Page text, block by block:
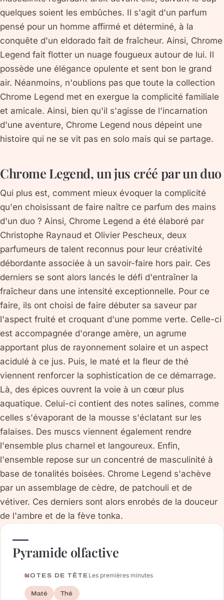
quelques soient les embûches. Il s'agit d'un parfum
pensé pour un homme affirmé et déterminé, à la
conquête d'un eldorado fait de fraîcheur. Ainsi, Chrome
Legend fait flotter un nuage fougueux autour de lui. Il
possède une élégance opulente et sent bon le grand
air. Néanmoins, n'oublions pas que toute la collection
Chrome Legend met en exergue la complicité familiale
et amicale. Ainsi, bien qu'il s'agisse de l'incarnation
d'une aventure, Chrome Legend nous dépeint une
histoire qui ne se vit pas en solo mais qui se partage.
Chrome Legend, un jus créé par un duo
Qui plus est, comment mieux évoquer la complicité
qu'en choisissant de faire naître ce parfum des mains
d'un duo ? Ainsi, Chrome Legend a été élaboré par
Christophe Raynaud et Olivier Pescheux, deux
parfumeurs de talent reconnus pour leur créativité
débordante associée à un savoir-faire hors pair. Ces
derniers se sont alors lancés le défi d'entraîner la
fraîcheur dans une intensité exceptionnelle. Pour ce
faire, ils ont choisi de faire débuter sa saveur par
l'aspect fruité et croquant d'une pomme verte. Celle-ci
est accompagnée d'orange amère, un agrume
apportant plus de rayonnement solaire et un aspect
acidulé à ce jus. Puis, le maté et la fleur de thé
viennent renforcer la sophistication de ce démarrage.
Là, des épices ouvrent la voie à un cœur plus
aquatique. Celui-ci contient des notes salines, comme
celles s'évaporant de la mousse s'éclatant sur les
falaises. Des muscs viennent également rendre
l'ensemble plus charnel et langoureux. Enfin,
l'ensemble repose sur un concentré de masculinité à
base de tonalités boisées. Chrome Legend s'achève
par un assemblage de cèdre, de patchouli et de
vétiver. Ces derniers sont alors enrobés de la douceur
de l'ambre et de la fève tonka.
Pyramide olfactive
NOTES DE TÊTE Les premières minutes
Maté Thé